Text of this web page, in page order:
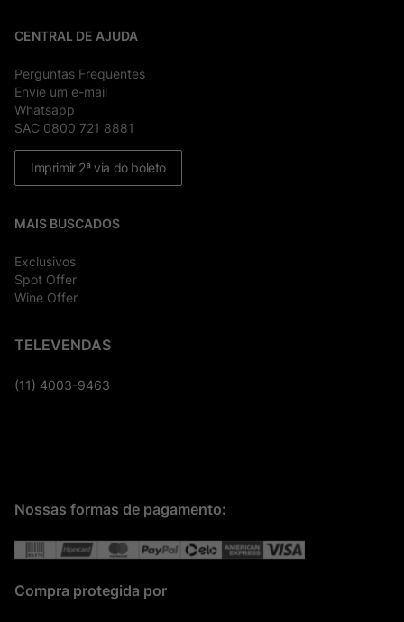
CENTRAL DE AJUDA
Perguntas Frequentes
Envie um e-mail
Whatsapp
SAC 0800 721 8881
Imprimir 2ª via do boleto
MAIS BUSCADOS
Exclusivos
Spot Offer
Wine Offer
TELEVENDAS
(11) 4003-9463
Nossas formas de pagamento:
Compra protegida por